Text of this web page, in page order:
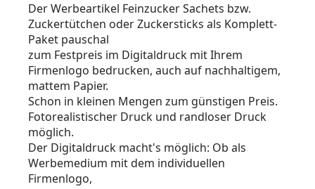
Der Werbeartikel Feinzucker Sachets bzw.
Zuckertütchen oder Zuckersticks als Komplett-
Paket pauschal
zum Festpreis im Digitaldruck mit Ihrem
Firmenlogo bedrucken, auch auf nachhaltigem,
mattem Papier.
Schon in kleinen Mengen zum günstigen Preis.
Fotorealistischer Druck und randloser Druck
möglich.
Der Digitaldruck macht's möglich: Ob als
Werbemedium mit dem individuellen
Firmenlogo,